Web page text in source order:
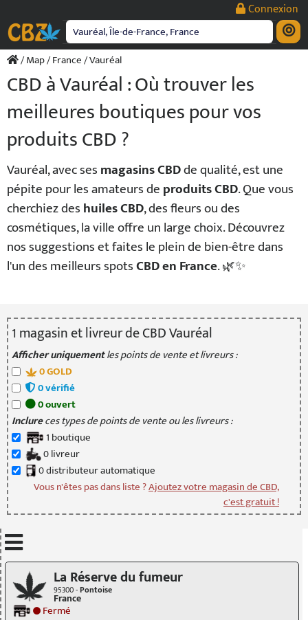
contenu
Connexion
/Map/France/ Vauréal
CBD à Vauréal : Où trouver les
meilleures boutiques pour vos
produits CBD ?
Vauréal, avec sesmagasins CBDde qualité, est une
pépite pour les amateurs deproduits CBD. Que vous
cherchiez deshuiles CBD, des fleurs ou des
cosmétiques, la ville offre un large choix. Découvrez
nos suggestions et faites le plein de bien-être dans
l'un des meilleurs spotsCBD en France. 🌿✨
1 magasinet livreurde CBD Vauréal
Afficher uniquementles points de vente et livreurs :
0GOLD
0vérifié
0ouvert
Inclureces types de points de vente ou les livreurs :
1 boutique
0livreur
0distributeurautomatique
Vous n'êtes pas dans liste ?Ajoutez votre magasin de CBD,
c'est gratuit !
La Réserve du fumeur
95300 -Pontoise
France
Fermé